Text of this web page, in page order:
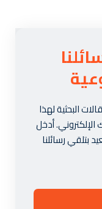
البحثية لهذا
أدخل
بتلقي رسائلنا